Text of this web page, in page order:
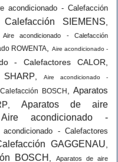
acondicionado - Calefacción
SIEMENS
Aire acondicionado - Calefacción
ROWENTA Aire acondicionado -
- Calefactores CALOR
, Aire acondicionado -
BOSCH ,Aparatos
, Aparatos de aire
Aire acondicionado -
acondicionado - Calefactores
GAGGENAU
BOSCH
Aparatos de aire